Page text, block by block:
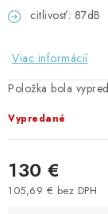
citlivosť: 87dB
Viac informácií
Položka bola
Vypredané
130 €
105,69 € bez DPH